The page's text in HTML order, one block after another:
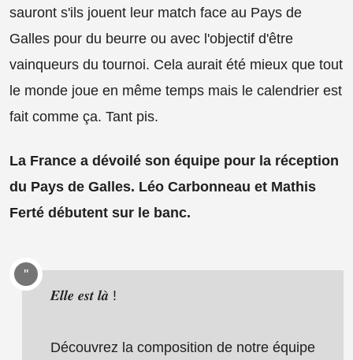
sauront s'ils jouent leur match face au Pays de
Galles pour du beurre ou avec l'objectif d'être
vainqueurs du tournoi. Cela aurait été mieux que tout
le monde joue en même temps mais le calendrier est
fait comme ça. Tant pis.
La France a dévoilé son équipe pour la réception
du Pays de Galles. Léo Carbonneau et Mathis
Ferté débutent sur le banc.
𝑬𝒍𝒍𝒆 𝒆𝒔𝒕 𝒍𝒂̀ !
Découvrez la composition de notre équipe